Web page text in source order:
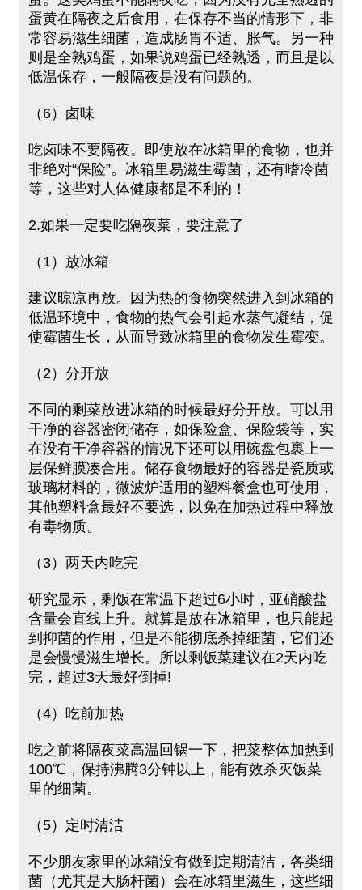
蛋黄在隔夜之后食用，在保存不当的情形下，非
常容易滋生细菌，造成肠胃不适、胀气。另一种
则是全熟鸡蛋，如果说鸡蛋已经熟透，而且是以
低温保存，一般隔夜是没有问题的。
（6）卤味
吃卤味不要隔夜。即使放在冰箱里的食物，也并
非绝对“保险”。冰箱里易滋生霉菌，还有嗜冷菌
等，这些对人体健康都是不利的！
2.如果一定要吃隔夜菜，要注意了
（1）放冰箱
建议晾凉再放。因为热的食物突然进入到冰箱的
低温环境中，食物的热气会引起水蒸气凝结，促
使霉菌生长，从而导致冰箱里的食物发生霉变。
（2）分开放
不同的剩菜放进冰箱的时候最好分开放。可以用
干净的容器密闭储存，如保险盒、保险袋等，实
在没有干净容器的情况下还可以用碗盘包裹上一
层保鲜膜凑合用。储存食物最好的容器是瓷质或
玻璃材料的，微波炉适用的塑料餐盒也可使用，
其他塑料盒最好不要选，以免在加热过程中释放
有毒物质。
（3）两天内吃完
研究显示，剩饭在常温下超过6小时，亚硝酸盐
含量会直线上升。就算是放在冰箱里，也只能起
到抑菌的作用，但是不能彻底杀掉细菌，它们还
是会慢慢滋生增长。所以剩饭菜建议在2天内吃
完，超过3天最好倒掉!
（4）吃前加热
吃之前将隔夜菜高温回锅一下，把菜整体加热到
100℃，保持沸腾3分钟以上，能有效杀灭饭菜
里的细菌。
（5）定时清洁
不少朋友家里的冰箱没有做到定期清洁，各类细
菌（尤其是大肠杆菌）会在冰箱里滋生，这些细